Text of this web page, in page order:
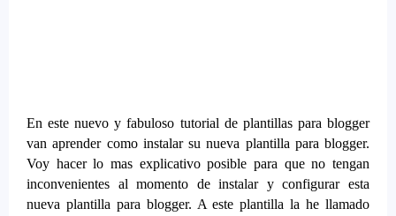
En este nuevo y fabuloso tutorial de plantillas para blogger
van aprender como instalar su nueva plantilla para blogger.
Voy hacer lo mas explicativo posible para que no tengan
inconvenientes al momento de instalar y configurar esta
nueva plantilla para blogger. A este plantilla la he llamado